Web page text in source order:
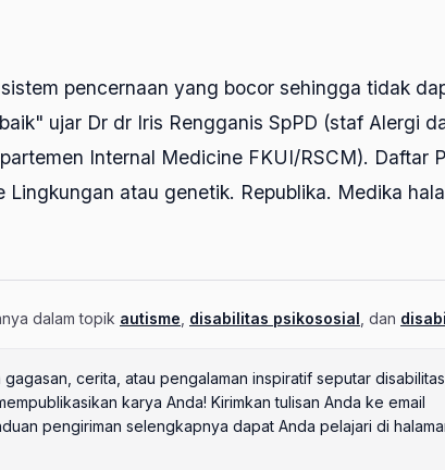
pencernaan yang bocor sehingga tidak
ujar Dr dr Iris Rengganis SpPD (staf Alergi
Internal Medicine FKUI/RSCM). Daftar
atau genetik. Republika. Medika
dalam topik autisme disabilitas psikososial , dan
gagasan, cerita, atau pengalaman inspiratif seputar
karya Anda! Kirimkan tulisan Anda ke email
pengiriman selengkapnya dapat Anda pelajari di